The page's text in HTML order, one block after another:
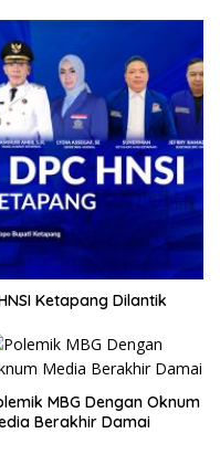
Ketapang Dilantik
MBG Dengan Oknum
Berakhir Damai